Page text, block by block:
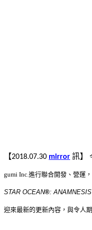
【2018.07.30 mirror 訊】
gumi Inc.進行聯合開發、營運
STAR OCEAN®: ANAMNESIS
迎來最新的更新內容，與令人